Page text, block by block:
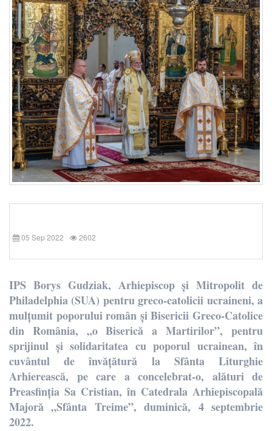
05 Sep 2022 2602
IPS Borys Gudziak, Arhiepiscop și Mitropolit de
Philadelphia (SUA) pentru greco-catolicii ucraineni, a
mulțumit poporului român și Bisericii Greco-Catolice
din România, „o Biserică a Martirilor”, pentru
sprijinul și solidaritatea cu poporul ucrainean, în
cuvântul de învățătură la Sfânta Liturghie
Arhierească, pe care a concelebrat-o, alături de
Preasfinția Sa Cristian, în Catedrala Arhiepiscopală
Majoră „Sfânta Treime”, duminică, 4 septembrie
2022.